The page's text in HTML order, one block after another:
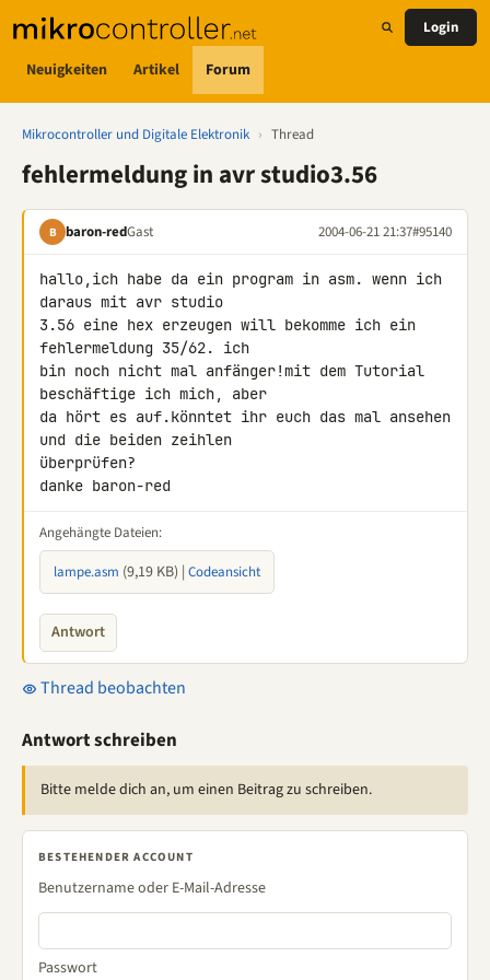
Neuigkeiten Artikel Forum
Login
Mikrocontroller und Digitale Elektronik › Thread
fehlermeldung in avr studio3.56
B baron-redGast 2004-06-21 21:37#95140
hallo,ich habe da ein program in asm. wenn ich
daraus mit avr studio
3.56 eine hex erzeugen will bekomme ich ein
fehlermeldung 35/62. ich
bin noch nicht mal anfänger!mit dem Tutorial
beschäftige ich mich, aber
da hört es auf.könntet ihr euch das mal ansehen
und die beiden zeihlen
überprüfen?
danke baron-red
Angehängte Dateien:
lampe.asm (9,19 KB) | Codeansicht
Antwort
Thread beobachten
Antwort schreiben
Bitte melde dich an, um einen Beitrag zu schreiben.
BESTEHENDER ACCOUNT
Benutzername oder E-Mail-Adresse
Passwort